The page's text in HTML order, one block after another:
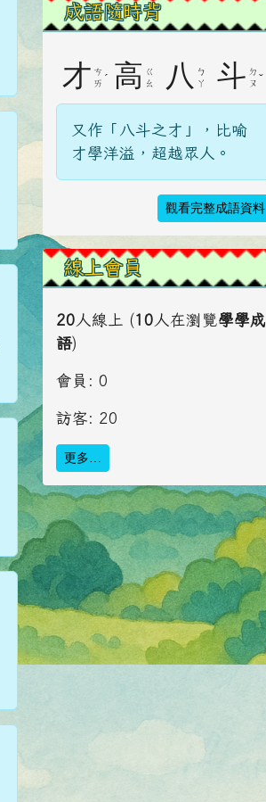
成語隨時背
才 ㄘ
ㄞ ˊ 高 ㄍ
ㄠ
八
ㄅ
ㄚ
斗 ㄉ
ㄡ ˇ
又作「八斗之才」，比喻
才學洋溢，超越眾人。
觀看完整成語資料
線上會員
20 人線上 (10 人在瀏覽學學成
語)
會員: 0
訪客: 20
更多…